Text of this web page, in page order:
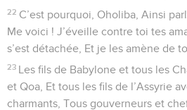
22 C’est pourquoi, Oholiba, Ainsi
Me voici ! J’éveille contre toi tes
s’est détachée, Et je les amène de
23 Les fils de Babylone et tous les
et Qoa, Et tous les fils de l’Assyrie
charmants, Tous gouverneurs et